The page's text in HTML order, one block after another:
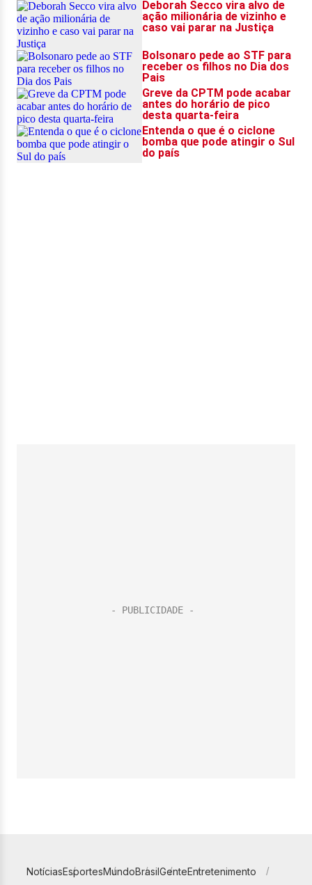
NotíciasEsportesMundoBrasilGenteEntretenimento